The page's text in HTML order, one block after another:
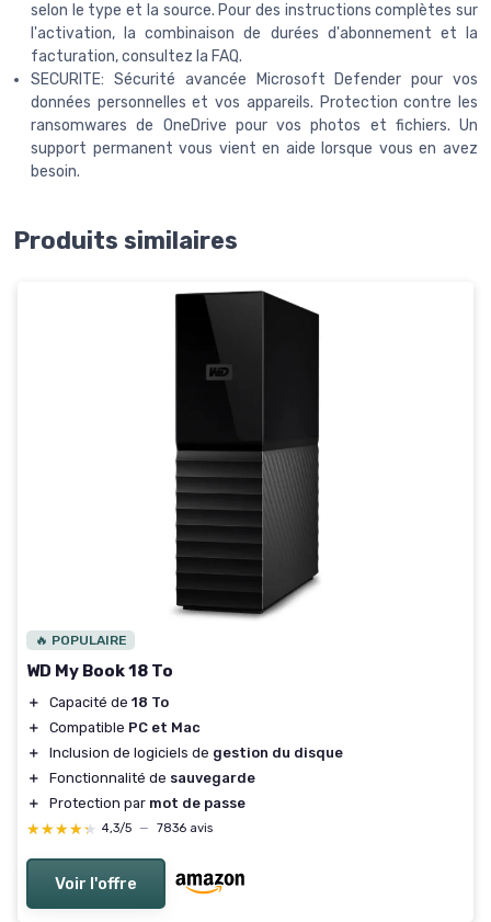
selon le type et la source. Pour des instructions complètes sur
l'activation, la combinaison de durées d'abonnement et la
facturation, consultez la FAQ.
SECURITE: Sécurité avancée Microsoft Defender pour vos
données personnelles et vos appareils. Protection contre les
ransomwares de OneDrive pour vos photos et fichiers. Un
support permanent vous vient en aide lorsque vous en avez
besoin.
Produits similaires
🔥 POPULAIRE
WD My Book 18 To
＋ Capacité de 18 To
＋
Compatible PC et Mac
＋
Inclusion de logiciels de gestion du disque
＋
Fonctionnalité de sauvegarde
＋
Protection par mot de passe
★★★★★
★★★★★ 4,3/5 — 7836 avis
Voir l'offre